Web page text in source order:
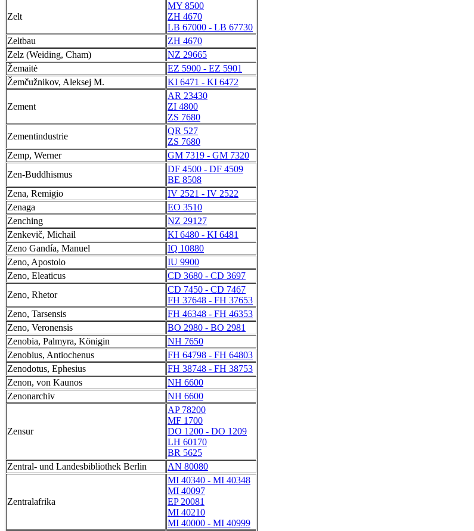
Zelt
MY 8500
ZH 4670
LB 67000 - LB 67730
Zeltbau
ZH 4670
Zelz (Weiding, Cham)
NZ 29665
Žemaitė
EZ 5900 - EZ 5901
Žemčužnikov, Aleksej M.
KI 6471 - KI 6472
Zement
AR 23430
ZI 4800
ZS 7680
Zementindustrie
QR 527
ZS 7680
Zemp, Werner
GM 7319 - GM 7320
Zen-Buddhismus
DF 4500 - DF 4509
BE 8508
Zena, Remigio
IV 2521 - IV 2522
Zenaga
EO 3510
Zenching
NZ 29127
Zenkevič, Michail
KI 6480 - KI 6481
Zeno Gandía, Manuel
IQ 10880
Zeno, Apostolo
IU 9900
Zeno, Eleaticus
CD 3680 - CD 3697
Zeno, Rhetor
CD 7450 - CD 7467
FH 37648 - FH 37653
Zeno, Tarsensis
FH 46348 - FH 46353
Zeno, Veronensis
BO 2980 - BO 2981
Zenobia, Palmyra, Königin
NH 7650
Zenobius, Antiochenus
FH 64798 - FH 64803
Zenodotus, Ephesius
FH 38748 - FH 38753
Zenon, von Kaunos
NH 6600
Zenonarchiv
NH 6600
Zensur
AP 78200
MF 1700
DO 1200 - DO 1209
LH 60170
BR 5625
Zentral- und Landesbibliothek Berlin
AN 80080
Zentralafrika
MI 40340 - MI 40348
MI 40097
EP 20081
MI 40210
MI 40000 - MI 40999